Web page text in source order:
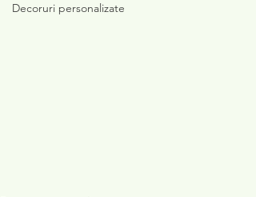
Decoruri personalizate